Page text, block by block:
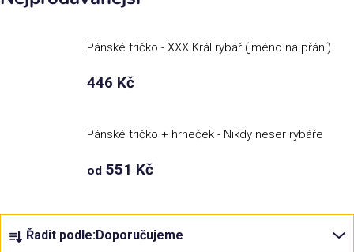
Pánské tričko - XXX Král rybář (jméno na přání)
446 Kč
Pánské tričko + hrneček - Nikdy neser rybáře
od 551 Kč
Řadit podle:Doporučujeme